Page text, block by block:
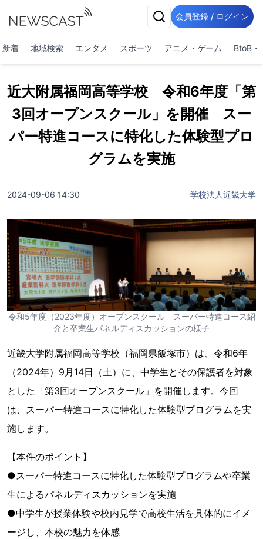
会員登録 / ログイン
新着 地域検索 エンタメ スポーツ アニメ・ゲーム BtoB・
近大附属福岡高等学校 令和6年度「第
3回オープンスクール」を開催 スー
パー特進コースに特化した体験型プロ
グラムを実施
2024-09-06 14:30 学校法人近畿大学
令和5年度（2023年度）オープンスクール スーパー特進コース紹
介と卒業生パネルディスカッションの様子
近畿大学附属福岡高等学校（福岡県飯塚市）は、令和6年
（2024年）9月14日（土）に、中学生とその保護者を対象
とした「第3回オープンスクール」を開催します。今回
は、スーパー特進コースに特化した体験型プログラムを実
施します。
【本件のポイント】
●スーパー特進コースに特化した体験型プログラムや卒業
生によるパネルディスカッションを実施
●中学生が授業体験や校内見学で高校生活を具体的にイメ
ージし、本校の魅力を体感